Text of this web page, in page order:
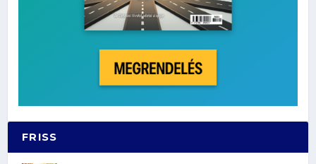
FRISS